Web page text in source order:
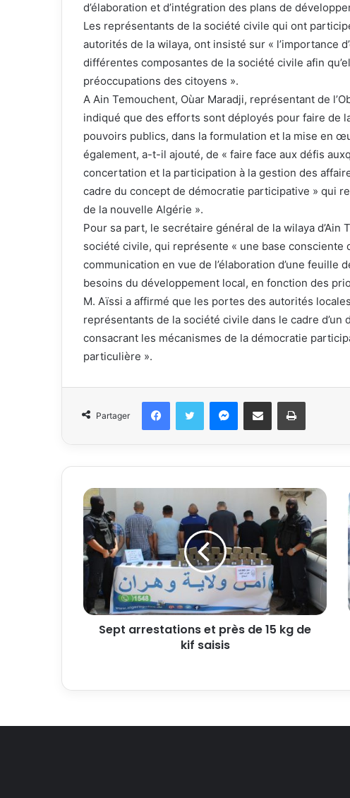
d’élaboration et d’intégration des plans de
Les représentants de la société civile qui ont
autorités de la wilaya, ont insisté sur « l’importance
différentes composantes de la société civile afin
préoccupations des citoyens ».
A Ain Temouchent, Oùar Maradji, représentant de
indiqué que des efforts sont déployés pour faire de
pouvoirs publics, dans la formulation et la mise en
également, a-t-il ajouté, de « faire face aux défis
concertation et la participation à la gestion des
cadre du concept de démocratie participative » qui
de la nouvelle Algérie ».
Pour sa part, le secrétaire général de la wilaya d’Ain
société civile, qui représente « une base consciente
communication en vue de l’élaboration d’une feuille
besoins du développement local, en fonction des
M. Aïssi a affirmé que les portes des autorités
représentants de la société civile dans le cadre d’un
consacrant les mécanismes de la démocratie
particulière ».
Partager
FacebookTwitter Messenger
Partager par email Imprimer
Sept arrestations et près de 15 kg de
kif saisis